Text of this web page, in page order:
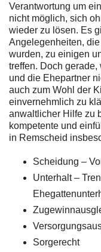
Verantwortung um
nicht möglich, sich
wieder zu lösen. Es
Angelegenheiten,
wurden, zu einigen
treffen. Doch
und die Ehepartner
auch zum Wohl der
einvernehmlich zu
anwaltlicher Hilfe zu
kompetente und
in Remscheid
Scheidung –
Unterhalt –
Sorgerecht